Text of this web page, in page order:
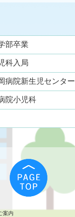
部卒業
科入局
病院新生児センター
院小児科
案内